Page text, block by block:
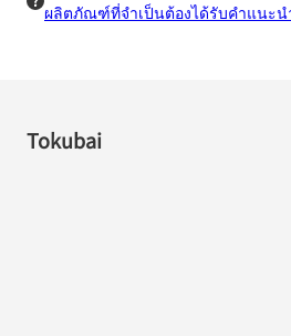
ผลิตภัณฑ์ที่จำเป็นต้องได้รับคำแนะน
Tokubai